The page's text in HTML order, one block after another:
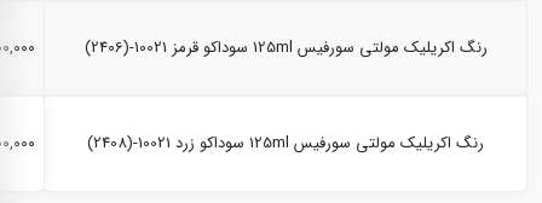
رنگ اکریلیک مولتی سورفیس 125ml سوداکو قرمز 10021-(2406)
رنگ اکریلیک مولتی سورفیس 125ml سوداکو زرد 10021-(2408)